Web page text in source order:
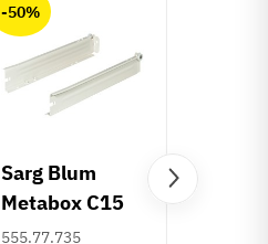
-50%
Sarg Blum
Metabox C15
320 M - højde
555.77.735